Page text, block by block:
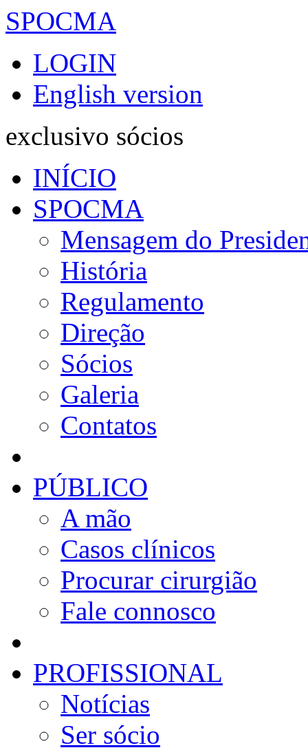
SPOCMA
LOGIN
English version
exclusivo sócios
INÍCIO
SPOCMA
Mensagem do
História
Regulamento
Direção
Sócios
Galeria
Contatos
PÚBLICO
A mão
Casos clínicos
Procurar cirurgião
Fale connosco
PROFISSIONAL
Notícias
Ser sócio